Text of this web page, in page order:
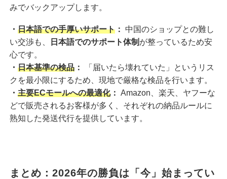
みでバックアップします。
・ 日本語での手厚いサポート ：
中国のショップとの難し
い交渉も、
日本語でのサポート体制 が整っているため安
心です。
・ 日本基準の検品 ：
「届いたら壊れていた」というリス
クを最小限にするため、現地で厳格な検品を行います。
・ 主要ECモールへの最適化： Amazon、楽天、ヤフーな
どで販売されるお客様が多く、それぞれの納品ルールに
熟知した発送代行を提供しています。
まとめ：2026年の勝負は「今」始まってい